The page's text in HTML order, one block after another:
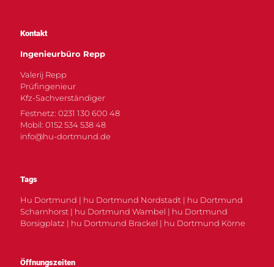
Kontakt
Ingenieurbüro Repp
Valerij Repp
Prüfingenieur
Kfz-Sachverständiger
Festnetz: 0231 130 600 48
Mobil: 0152 534 538 48
info@hu-dortmund.de
Tags
Hu Dortmund | hu Dortmund Nordstadt | hu Dortmund
Scharnhorst | hu Dortmund Wambel | hu Dortmund
Borsigplatz | hu Dortmund Brackel | hu Dortmund Körne
Öffnungszeiten